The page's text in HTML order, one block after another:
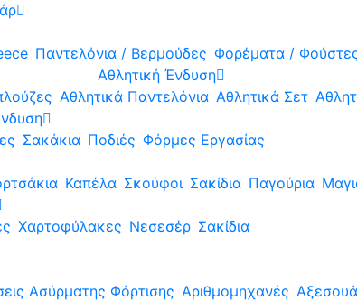
Παντελόνια / Βερμούδες Φορέματα /
Αθλητική Ένδυση
Αθλητικά Παντελόνια Αθλητικά Σετ
Σακάκια Ποδιές Φόρμες Εργασίας
Καπέλα Σκούφοι Σακίδια Παγούρια
Χαρτοφύλακες Νεσεσέρ Σακίδια
Ασύρματης Φόρτισης Αριθμομηχανές